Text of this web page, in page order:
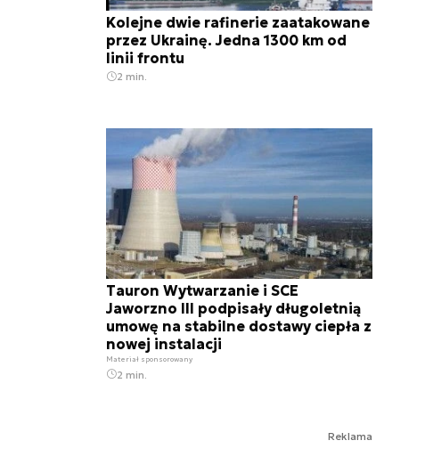
Kolejne dwie rafinerie zaatakowane
przez Ukrainę. Jedna 1300 km od
linii frontu
2 min.
Tauron Wytwarzanie i SCE
Jaworzno III podpisały długoletnią
umowę na stabilne dostawy ciepła z
nowej instalacji
Materiał sponsorowany
2 min.
Reklama